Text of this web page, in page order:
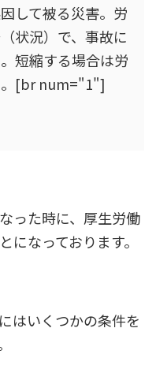
して被る災害。労
状況）で、事故に
短縮する場合は労
。[br num="1"]
った時に、厚生労働
になっております。
はいくつかの条件を